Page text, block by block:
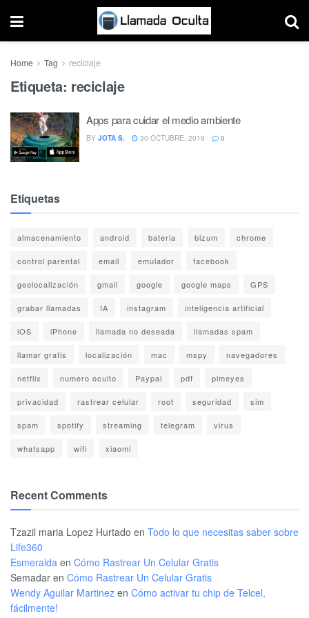
Home Tag reciclaje
Etiqueta: reciclaje
Apps para cuidar el medio ambiente
BY JOTA S. 30 OCTUBRE, 2019 0
Etiquetas
almacenamiento android bateria bizum chrome
control parental email emulador facebook
geolocalización gmail google google maps GPS
grabar llamadas IA instagram inteligencia artificial
iOS iPhone llamada no deseada llamadas spam
llamar gratis localización mac mspy navegadores
netflix numero oculto Paypal pdf pimeyes
privacidad rastrear celular root seguridad sim
spam spotify streaming telegram virus
whatsapp wifi xiaomi
Recent Comments
Tzazil maria Lopez Hurtado en Todo lo que necesitas saber sobre
Life360
Esmeralda en Cómo Rastrear Un Celular Gratis
Semadar en Cómo Rastrear Un Celular Gratis
Wendy Aguilar Martinez en Cómo activar tu chip de Telcel,
fácilmente!